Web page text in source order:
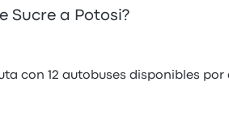
Sucre a Potosi?
con 12 autobuses disponibles por